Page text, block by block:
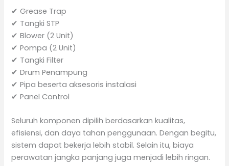
✔ Grease Trap
✔ Tangki STP
✔ Blower (2 Unit)
✔ Pompa (2 Unit)
✔ Tangki Filter
✔ Drum Penampung
✔ Pipa beserta aksesoris instalasi
✔ Panel Control
Seluruh komponen dipilih berdasarkan kualitas,
efisiensi, dan daya tahan penggunaan. Dengan begitu,
sistem dapat bekerja lebih stabil. Selain itu, biaya
perawatan jangka panjang juga menjadi lebih ringan.